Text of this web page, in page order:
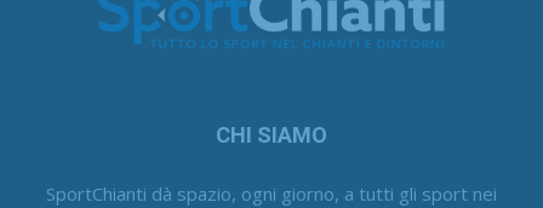
CHI SIAMO
SportChianti dà spazio, ogni giorno, a tutti gli sport nei